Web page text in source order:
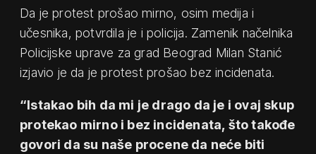
Da je protest prošao mirno, osim medija i
učesnika, potvrdila je i policija. Zamenik načelnika
Policijske uprave za grad Beograd Milan Stanić
izjavio je da je protest prošao bez incidenata.
“Istakao bih da mi je drago da je i ovaj skup
protekao mirno i bez incidenata, što takođe
govori da su naše procene da neće biti